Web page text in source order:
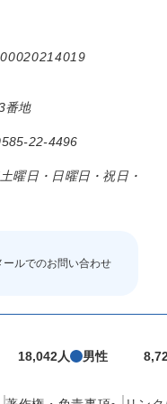
番地
22-4496
曜日・日曜日・祝日・
ールでのお問い合わせ
18,042人 男性